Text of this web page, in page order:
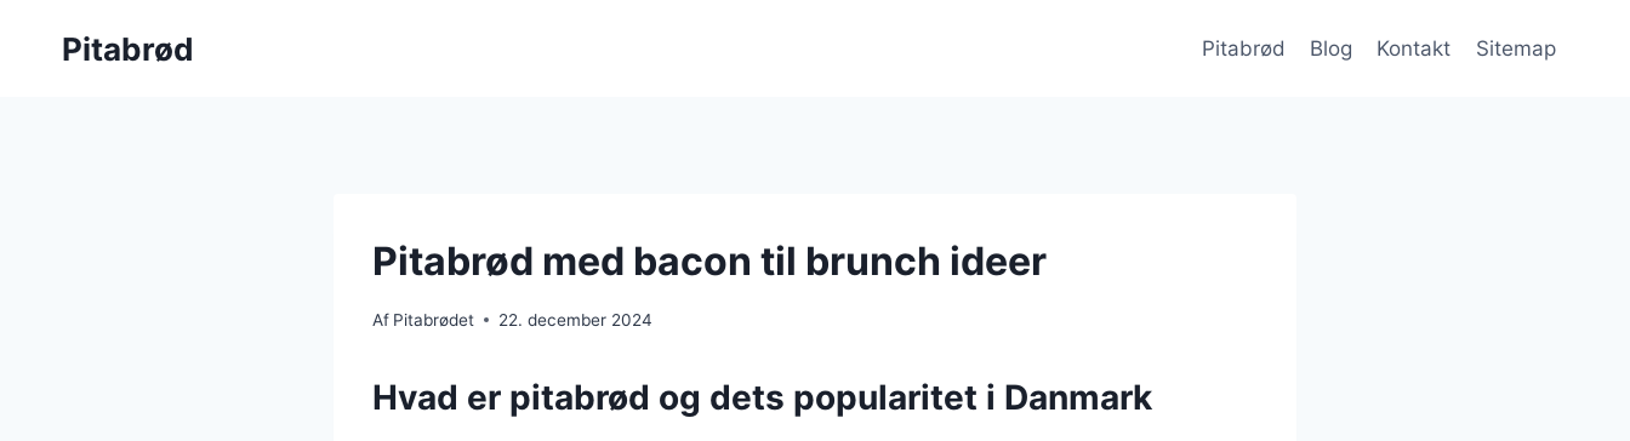
Pitabrød Pitabrød Blog Kontakt Sitemap
Pitabrød med bacon til brunch ideer
Af Pitabrødet 22. december 2024
Hvad er pitabrød og dets popularitet i Danmark